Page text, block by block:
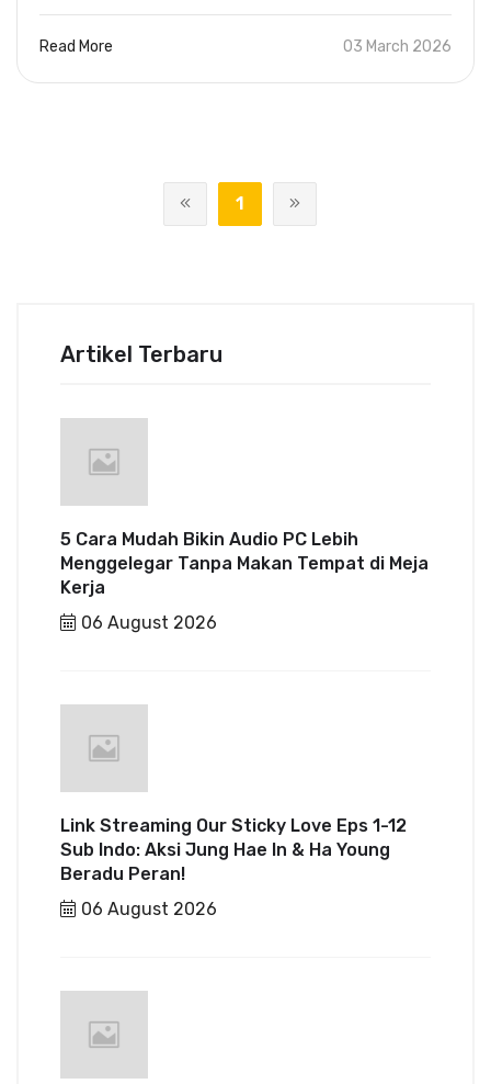
Read More 03 March 2026
1
Artikel Terbaru
5 Cara Mudah Bikin Audio PC Lebih
Menggelegar Tanpa Makan Tempat di Meja
Kerja
06 August 2026
Link Streaming Our Sticky Love Eps 1-12
Sub Indo: Aksi Jung Hae In & Ha Young
Beradu Peran!
06 August 2026